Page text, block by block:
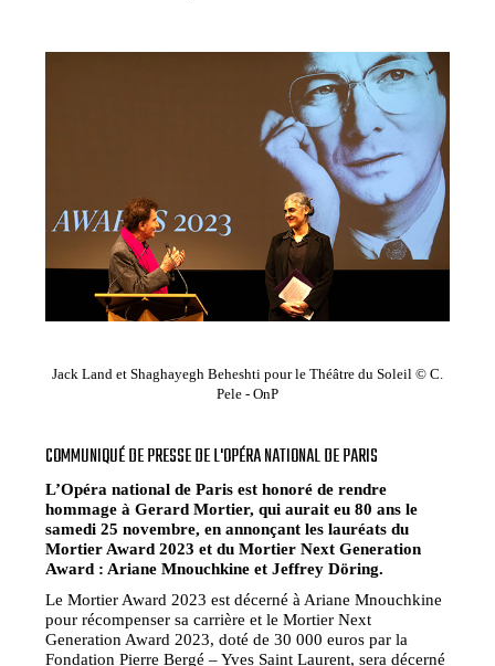
Jack Land et Shaghayegh Beheshti pour le Théâtre du Soleil © C.
Pele - OnP
COMMUNIQUÉ DE PRESSE DE L'OPÉRA NATIONAL DE PARIS
L’Opéra national de Paris est honoré de rendre
hommage à Gerard Mortier, qui aurait eu 80 ans le
samedi 25 novembre, en annonçant les lauréats du
Mortier Award 2023 et du Mortier Next Generation
Award : Ariane Mnouchkine et Jeffrey Döring.
Le Mortier Award 2023 est décerné à Ariane Mnouchkine
pour récompenser sa carrière et le Mortier Next
Generation Award 2023, doté de 30 000 euros par la
Fondation Pierre Bergé – Yves Saint Laurent, sera décerné